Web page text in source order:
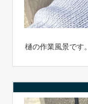
樋の作業風景です。